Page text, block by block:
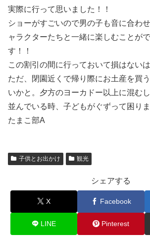
実際に行って思いました！！
ショーがすごいので男の子も音に合わ
ャラクターたちと一緒に楽しむことが
す！！
この割引の間に行っておいて損はないは
ただ、閉園近くで帰り際にお土産を買
いかと。夕方のヨーカドー以上に混むし
並んでいる時、子どもがぐずって困りま
たまこ部A
子供とお出かけ 観光
シェアする
X Facebook
LINE Pinterest